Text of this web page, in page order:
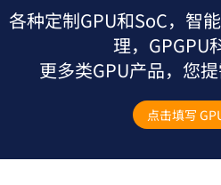
各种定制GPU和SoC，智
理，GPGPU
更多类GPU产品，您提
点击填写